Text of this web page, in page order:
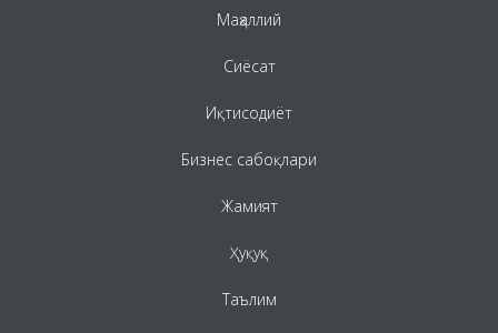
Маҳаллий
Сиёсат
Иқтисодиёт
Бизнес сабоқлари
Жамият
Ҳуқуқ
Таълим